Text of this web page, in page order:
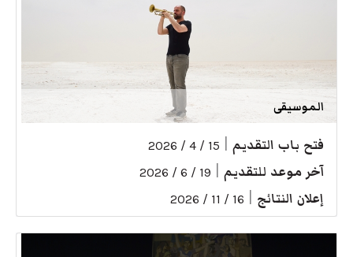
الموسيقى
فتح باب التقديم 15 / 4 / 2026
آخر موعد للتقديم 19 / 6 / 2026
إعلان النتائج 16 / 11 / 2026